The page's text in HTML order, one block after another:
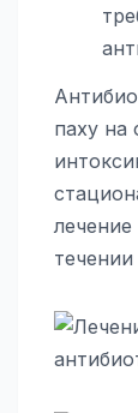
паху на
течении